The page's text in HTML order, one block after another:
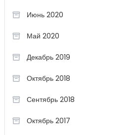
Июнь 2020
Май 2020
Декабрь 2019
Октябрь 2018
Сентябрь 2018
Октябрь 2017